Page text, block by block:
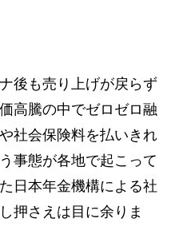
後も売り上げが戻らず
高騰の中でゼロゼロ融
社会保険料を払いきれ
事態が各地で起こって
日本年金機構による社
押さえは目に余りま